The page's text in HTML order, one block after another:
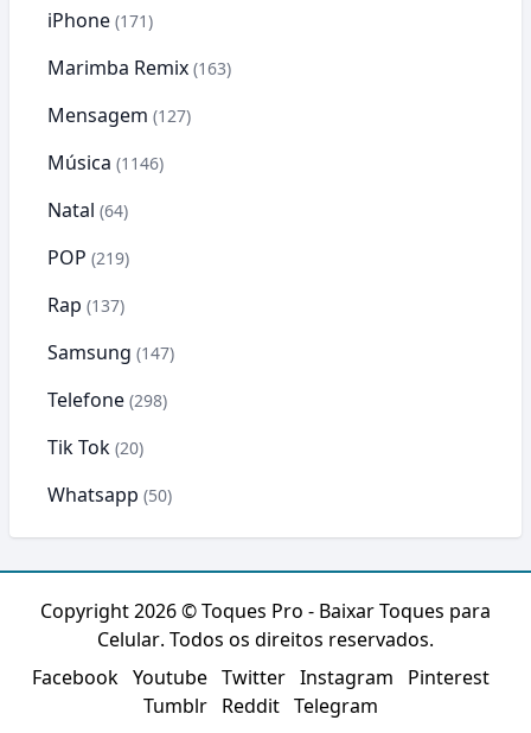
iPhone (171)
Marimba Remix (163)
Mensagem (127)
Música (1146)
Natal (64)
POP (219)
Rap (137)
Samsung (147)
Telefone (298)
Tik Tok (20)
Whatsapp (50)
Copyright 2026 ©Toques Pro - Baixar Toques para
Celular. Todos os direitos reservados.
Facebook Youtube Twitter Instagram
Pinterest
Tumblr Reddit Telegram